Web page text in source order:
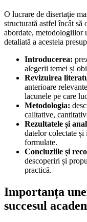
O lucrare de disertație
structurată astfel încât să
abordate, metodologiilor
detaliată a acesteia
Introducerea:
alegerii temei și
Revizuirea
anterioare
lacunele pe care
Metodologia:
calitative,
Rezultatele și
datelor colectate
formulate.
Concluziile și
descoperiri și
practică.
Importanța
succesul